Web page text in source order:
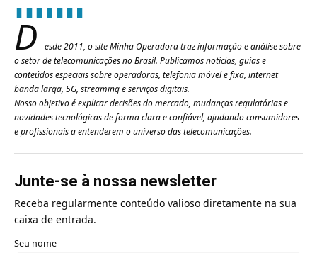
D
esde 2011, o site Minha Operadora traz informação e análise sobre
o setor de telecomunicações no Brasil. Publicamos notícias, guias e
conteúdos especiais sobre operadoras, telefonia móvel e fixa, internet
banda larga, 5G, streaming e serviços digitais.
Nosso objetivo é explicar decisões do mercado, mudanças regulatórias e
novidades tecnológicas de forma clara e confiável, ajudando consumidores
e profissionais a entenderem o universo das telecomunicações.
Junte-se à nossa newsletter
Receba regularmente conteúdo valioso diretamente na sua
caixa de entrada.
Seu nome